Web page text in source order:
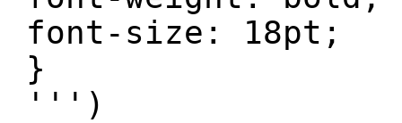
font-size: 18pt;
}
''')